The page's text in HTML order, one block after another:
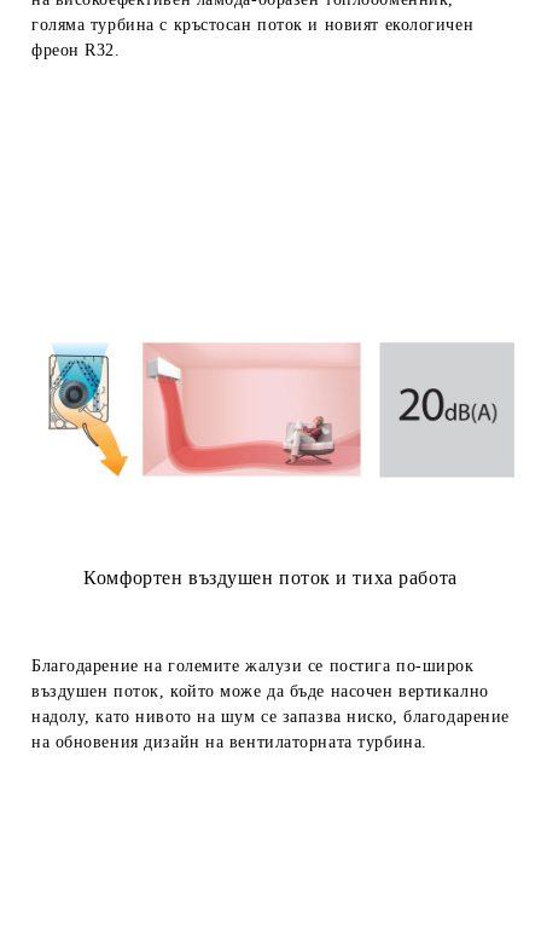
голяма турбина с кръстосан поток и новият екологичен
фреон R32.
Комфортен въздушен поток и тиха работа
Благодарение на големите жалузи се постига по-широк
въздушен поток, който може да бъде насочен вертикално
надолу, като нивото на шум се запазва ниско, благодарение
на обновения дизайн на вентилаторната турбина.